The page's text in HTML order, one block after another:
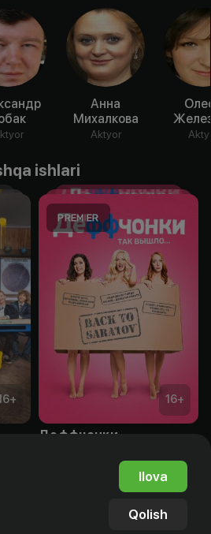
Анна
Михалкова
Aktyor
ishlari
+ 16+
Деффчонки
Ilova
Qolish